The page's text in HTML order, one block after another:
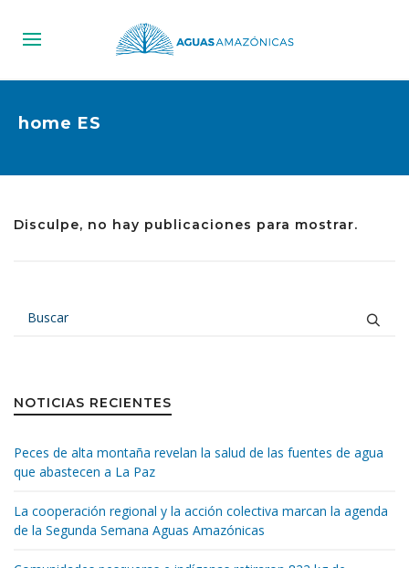
home ES
Disculpe, no hay publicaciones para mostrar.
NOTICIAS RECIENTES
Peces de alta montaña revelan la salud de las fuentes de agua
que abastecen a La Paz
La cooperación regional y la acción colectiva marcan la agenda
de la Segunda Semana Aguas Amazónicas